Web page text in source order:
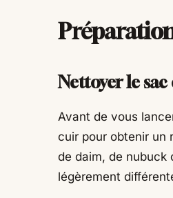
Nettoyer le
Avant de vous
cuir pour obtenir un
de daim, de nubuck
légèrement